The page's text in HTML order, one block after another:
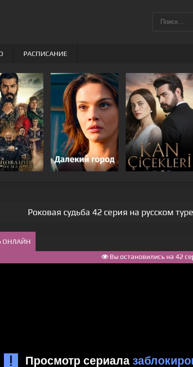
Роковая судьба 42 серия на русском
ОНЛАЙН
Вы остановились на 42
РАСПИСАНИЕ